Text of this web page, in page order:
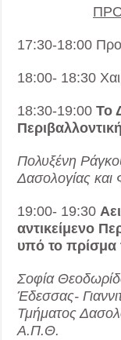
17:30-18:00
18:00- 18:30
18:30-19:00Το
Πολυξένη
Δασολογίας
19:00- 19:30
αντικείμενο
υπό το πρίσμα
Σοφία
Έδεσσας-
Τμήματος
Α.Π.Θ.